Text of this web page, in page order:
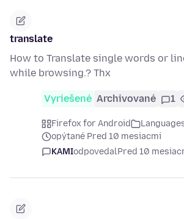
translate
How to Translate single words or
while browsing.? Thx
Vyriešené Archivované 1
Firefox for Android
opýtané Pred 10 mesiacmi
KAMIodpovedalPred 10